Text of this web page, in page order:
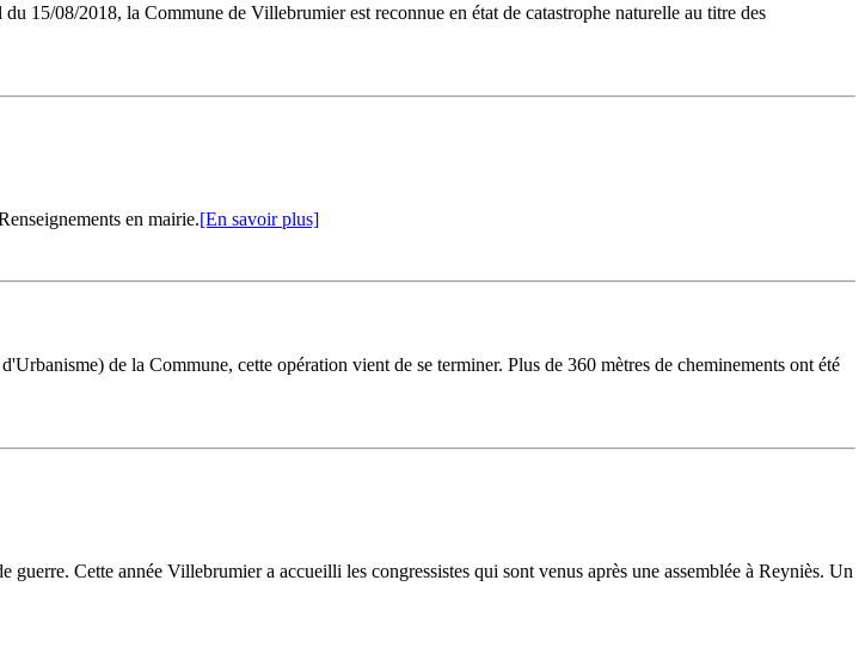
15/08/2018, la Commune de Villebrumier est reconnue en état de catastrophe naturelle au titre des
en mairie.[En savoir plus]
de la Commune, cette opération vient de se terminer. Plus de 360 mètres de cheminements ont été
Cette année Villebrumier a accueilli les congressistes qui sont venus après une assemblée à Reyniès. Un